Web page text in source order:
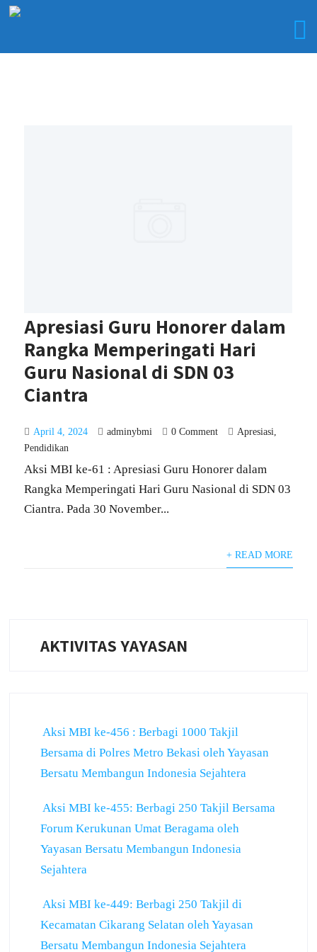
Apresiasi Guru Honorer dalam
Rangka Memperingati Hari
Guru Nasional di SDN 03
Ciantra
April 4, 2024 adminybmi 0 Comment Apresiasi,
Pendidikan
Aksi MBI ke-61 : Apresiasi Guru Honorer dalam
Rangka Memperingati Hari Guru Nasional di SDN 03
Ciantra. Pada 30 November...
+ READ MORE
AKTIVITAS YAYASAN
Aksi MBI ke-456 : Berbagi 1000 Takjil
Bersama di Polres Metro Bekasi oleh Yayasan
Bersatu Membangun Indonesia Sejahtera
Aksi MBI ke-455: Berbagi 250 Takjil Bersama
Forum Kerukunan Umat Beragama oleh
Yayasan Bersatu Membangun Indonesia
Sejahtera
Aksi MBI ke-449: Berbagi 250 Takjil di
Kecamatan Cikarang Selatan oleh Yayasan
Bersatu Membangun Indonesia Sejahtera